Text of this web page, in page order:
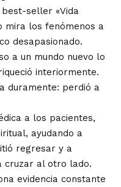
seller «Vida
mira los fenómenos a
desapasionado.
a un mundo nuevo lo
interiormente.
duramente: perdió a
a los pacientes,
ayudando a
regresar y a
cruzar al otro lado.
evidencia constante